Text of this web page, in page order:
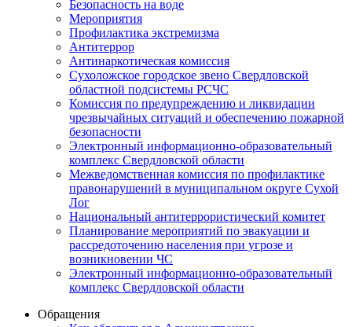
Безопасность на воде
Мероприятия
Профилактика экстремизма
Антитеррор
Антинаркотическая комиссия
Сухоложское городское звено Свердловской
областной подсистемы РСЧС
Комиссия по предупреждению и ликвидации
чрезвычайных ситуаций и обеспечению пожарной
безопасности
Электронный информационно-образовательный
комплекс Cвердловской области
Межведомственная комиссия по профилактике
правонарушений в муниципальном округе Сухой
Лог
Национальный антитеррористический комитет
Планирование мероприятий по эвакуации и
рассредоточению населения при угрозе и
возникновении ЧС
Электронный информационно-образовательный
комплекс Свердловской области
Обращения